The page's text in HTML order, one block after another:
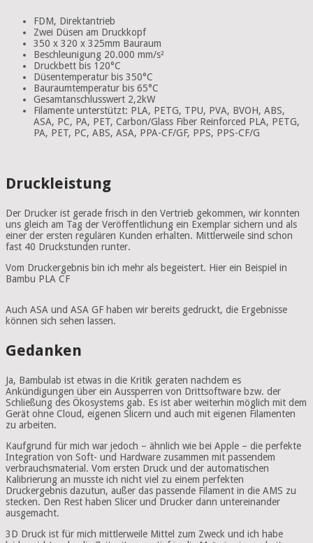
FDM, Direktantrieb
Zwei Düsen am Druckkopf
350 x 320 x 325mm Bauraum
Beschleunigung 20.000 mm/s²
Druckbett bis 120°C
Düsentemperatur bis 350°C
Bauraumtemperatur bis 65°C
Gesamtanschlusswert 2,2kW
Filamente unterstützt: PLA, PETG, TPU, PVA, BVOH, ABS,
ASA, PC, PA, PET, Carbon/Glass Fiber Reinforced PLA, PETG,
PA, PET, PC, ABS, ASA, PPA-CF/GF, PPS, PPS-CF/G
Druckleistung
Der Drucker ist gerade frisch in den Vertrieb gekommen, wir konnten
uns gleich am Tag der Veröffentlichung ein Exemplar sichern und als
einer der ersten regulären Kunden erhalten. Mittlerweile sind schon
fast 40 Druckstunden runter.
Vom Druckergebnis bin ich mehr als begeistert. Hier ein Beispiel in
Bambu PLA CF
Auch ASA und ASA GF haben wir bereits gedruckt, die Ergebnisse
können sich sehen lassen.
Gedanken
Ja, Bambulab ist etwas in die Kritik geraten nachdem es
Ankündigungen über ein Aussperren von Drittsoftware bzw. der
Schließung des Ökosystems gab. Es ist aber weiterhin möglich mit dem
Gerät ohne Cloud, eigenen Slicern und auch mit eigenen Filamenten
zu arbeiten.
Kaufgrund für mich war jedoch – ähnlich wie bei Apple – die perfekte
Integration von Soft- und Hardware zusammen mit passendem
verbrauchsmaterial. Vom ersten Druck und der automatischen
Kalibrierung an musste ich nicht viel zu einem perfekten
Druckergebnis dazutun, außer das passende Filament in die AMS zu
stecken. Den Rest haben Slicer und Drucker dann untereinander
ausgemacht.
3D Druck ist für mich mittlerweile Mittel zum Zweck und ich habe